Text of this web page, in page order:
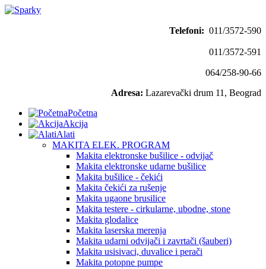
Telefoni: 011/3572-590
011/3572-591
064/258-90-66
Adresa: Lazarevački drum 11, Beograd
Početna
Akcija
Alati
MAKITA ELEK. PROGRAM
Makita elektronske bušilice - odvijač
Makita elektronske udarne bušilice
Makita bušilice - čekići
Makita čekići za rušenje
Makita ugaone brusilice
Makita testere - cirkularne, ubodne, stone
Makita glodalice
Makita laserska merenja
Makita udarni odvijači i zavrtači (šauberi)
Makita usisivaci, duvalice i perači
Makita potopne pumpe